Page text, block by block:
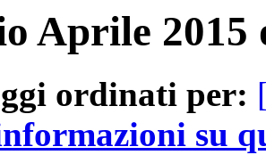
Aprile 2015
ordinati per:
su